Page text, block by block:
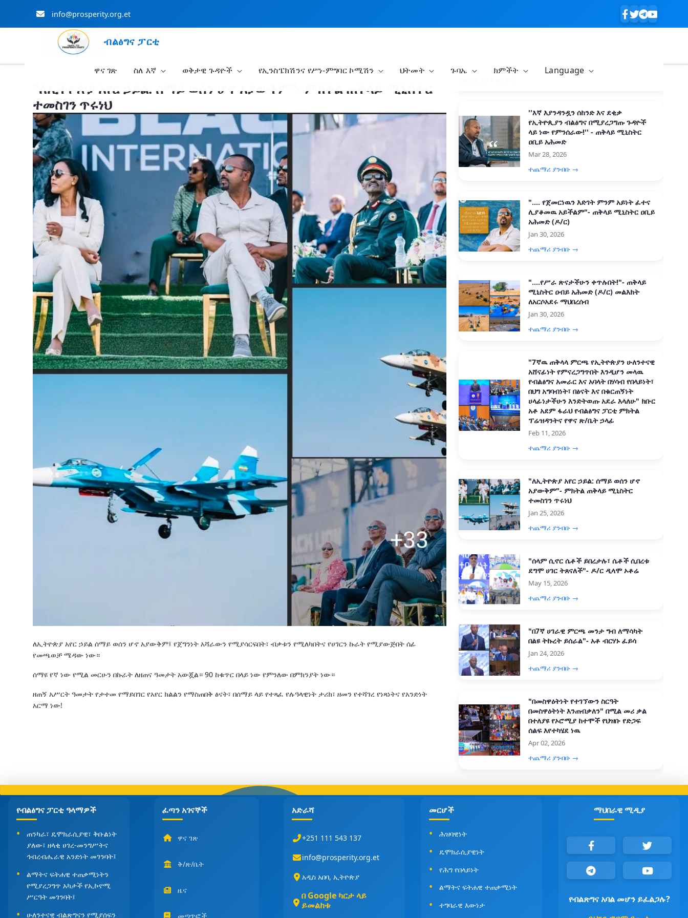
info@prosperity.org.et
ብልፅግና ፓርቲ
ዋና ገጽ ስለ እኛ ወቅታዊ ጉዳዮች የኢንስፔክሽንና የሥነ-ምግባር ኮሚሽን ህትመት ጉባኤ ክምችት Language
"ለኢትዮጵያ አየር ኃይል: ሰማይ ወሰን ሆኖ አያውቅም"- ምክትል ጠቅላይ ሚኒስትር
ተመስገን ጥሩነህ
ለኢትዮጵያ አየር ኃይል ሰማይ ወሰን ሆኖ አያውቅም፤ የጀግንነት አሻራውን የሚያሳርፍበት፣ ብቃቱን የሚለካበትና የሀገርን ኩራት የሚያውጅበት ሰፊ
የመጫወቻ ሜዳው ነው።
ሰማዩ የኛ ነው የሚል መርሁን በኩራት ለዘጠና ዓመታት አውጇል። 90 ከቁጥር በላይ ነው የምንለው በምክንያት ነው።
ዘጠኝ አሥርት ዓመታት የታተመ የማይበገር የአየር ክልልን የማስጠበቅ ፅናት፣ በሰማይ ላይ የተጻፈ የሉዓላዊነት ታሪክ፣ ዘመን የተሻገረ የነጻነትና የአንድነት
አርማ ነው!
''እኛ እያንዳንዷን ሰከንድ እና ደቂቃ
የኢትዮጲያን ብልፅግና በሚያረጋግጡ ጉዳዮች
ላይ ነው የምንሰራው!'' - ጠቅላይ ሚኒስትር
ዐቢይ አሕመድ
Mar 28, 2026
ተጨማሪ ያንብቡ →
".... የጀመርነዉን እድገት ምንም አይነት ፈተና
ሊያቆመዉ አይችልም"- ጠቅላይ ሚኒስትር ዐቢይ
አሕመድ (ዶ/ር)
Jan 30, 2026
ተጨማሪ ያንብቡ →
"....የሥራ ጽናታችሁን ቀጥሉበት!"- ጠቅላይ
ሚኒስትር ዐብይ አሕመድ (ዶ/ር) መልእክት
ለአርሶአደሩ ማህበረሰብ
Jan 30, 2026
ተጨማሪ ያንብቡ →
"7ኛዉ ጠቅላላ ምርጫ የኢትዮጵያን ሁለንተናዊ
አሸናፊነት የምናረጋግጥበት እንዲሆን መላዉ
የብልፅግና አመራር እና አባላት በሃሳብ የበላይነት፣
በህግ አግባብነት፣ በፅናት እና በቁርጠኝነት
ሀላፊነታችሁን እንድትወጡ አደራ እላለሁ" ክቡር
አቶ አደም ፋራህ የብልፅግና ፓርቲ ምክትል
ፕሬዝዳንትና የዋና ጽ/ቤት ኃላፊ
Feb 11, 2026
ተጨማሪ ያንብቡ →
"ለኢትዮጵያ አየር ኃይል: ሰማይ ወሰን ሆኖ
አያውቅም"- ምክትል ጠቅላይ ሚኒስትር
ተመስገን ጥሩነህ
Jan 25, 2026
ተጨማሪ ያንብቡ →
"ሰላም ሲኖር ሴቶች ይበረታሉ፣ ሴቶች ሲበረቱ
ደግሞ ሀገር ትጸናለች"- ዶ/ር ዲላሞ ኦቶሬ
May 15, 2026
ተጨማሪ ያንብቡ →
"በ7ኛ ሀገራዊ ምርጫ መንታ ግብ ለማሳካት
በልዩ ትኩረት ይሰራል"- አቶ ብርሃኑ ፈይሳ
Jan 24, 2026
ተጨማሪ ያንብቡ →
"በመስዋዕትነት የተገኘውን ስርዓት
በመስዋዕትነት እንጠብቃለን" በሚል መሪ ቃል
በተለያዩ የኦሮሚያ ከተሞች የህዝቡ የድጋፍ
ሰልፍ እየተካሄደ ነዉ
Apr 02, 2026
ተጨማሪ ያንብቡ →
የብልፅግና ፓርቲ ዓላማዎች
ጠንካራ፣ ዴሞክራሲያዊ፣ ቅቡልነት
ያለው፣ ዘላቂ ሀገረ-መንግሥትና
ኅብረብሔራዊ አንድነት መገንባት፤
ልማትና ፍትሐዊ ተጠቃሚነትን
የሚያረጋግጥ አካታች የኢኮኖሚ
ሥርዓት መገንባት፤
ሁለንተናዊ ብልጽግናን የሚያሰፍን
ፈጣን አገናኞች
ዋና ገጽ
ቅ/ጽ/ቤት
ዜና
መጣጥፎች
አድራሻ
+251 111 543 137
info@prosperity.org.et
አዲስ አበባ, ኢትዮጵያ
በ Google ካርታ ላይ
ይመልከቱ
መርሆች
ሕዝባዊነት
ዴሞክራሲያዊነት
የሕግ የበላይነት
ልማትና ፍትሐዊ ተጠቃሚነት
ተግባራዊ እውነታ
ማህበራዊ ሚዲያ
የብልጽግና አባል መሆን ይፈልጋሉ?